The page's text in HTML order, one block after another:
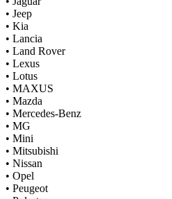
• Jeep
• Kia
• Lancia
• Land Rover
• Lexus
• Lotus
• MAXUS
• Mazda
• Mercedes-Benz
• MG
• Mini
• Mitsubishi
• Nissan
• Opel
• Peugeot